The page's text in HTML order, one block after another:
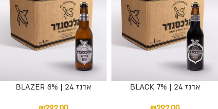
ארגז 24 | BLACK 7%
ארגז 24 | BLAZER 8%